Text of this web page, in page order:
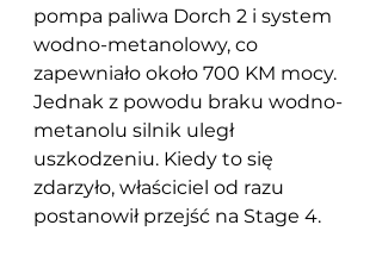
pompa paliwa Dorch 2 i system
wodno-metanolowy, co
zapewniało około 700 KM mocy.
Jednak z powodu braku wodno-
metanolu silnik uległ
uszkodzeniu. Kiedy to się
zdarzyło, właściciel od razu
postanowił przejść na Stage 4.